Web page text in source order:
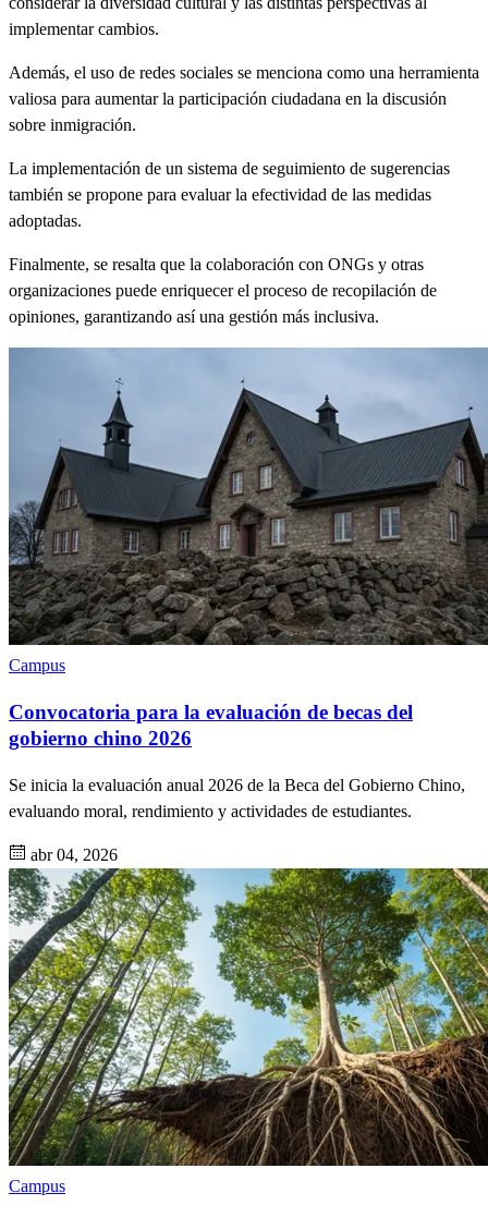
implementar cambios.
Además, el uso de redes sociales se menciona como una herramienta
valiosa para aumentar la participación ciudadana en la discusión
sobre inmigración.
La implementación de un sistema de seguimiento de sugerencias
también se propone para evaluar la efectividad de las medidas
adoptadas.
Finalmente, se resalta que la colaboración con ONGs y otras
organizaciones puede enriquecer el proceso de recopilación de
opiniones, garantizando así una gestión más inclusiva.
Campus
Convocatoria para la evaluación de becas del
gobierno chino 2026
Se inicia la evaluación anual 2026 de la Beca del Gobierno Chino,
evaluando moral, rendimiento y actividades de estudiantes.
abr 04, 2026
Campus